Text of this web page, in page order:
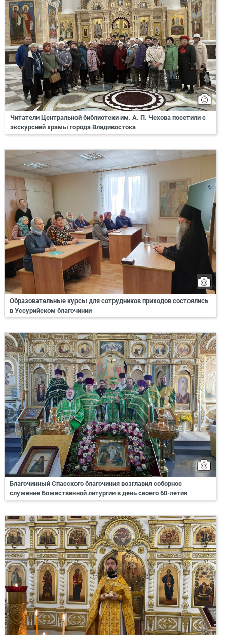
Читатели Центральной библиотеки им. А. П. Чехова посетили с
экскурсией храмы города Владивостока
Образовательные курсы для сотрудников приходов состоялись
в Уссурийском благочинии
Благочинный Спасского благочиния возглавил соборное
служение Божественной литургии в день своего 60-летия